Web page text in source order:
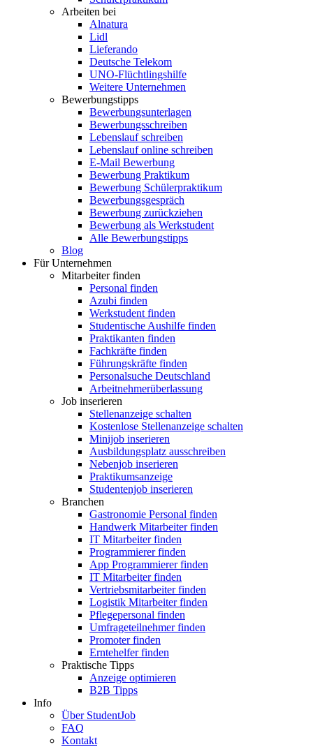
Arbeiten bei
Alnatura
Lidl
Lieferando
Deutsche Telekom
UNO-Flüchtlingshilfe
Weitere Unternehmen
Bewerbungstipps
Bewerbungsunterlagen
Bewerbungsschreiben
Lebenslauf schreiben
Lebenslauf online schreiben
E-Mail Bewerbung
Bewerbung Praktikum
Bewerbung Schülerpraktikum
Bewerbungsgespräch
Bewerbung zurückziehen
Bewerbung als Werkstudent
Alle Bewerbungstipps
Blog
Für Unternehmen
Mitarbeiter finden
Personal finden
Azubi finden
Werkstudent finden
Studentische Aushilfe finden
Praktikanten finden
Fachkräfte finden
Führungskräfte finden
Personalsuche Deutschland
Arbeitnehmerüberlassung
Job inserieren
Stellenanzeige schalten
Kostenlose Stellenanzeige schalten
Minijob inserieren
Ausbildungsplatz ausschreiben
Nebenjob inserieren
Praktikumsanzeige
Studentenjob inserieren
Branchen
Gastronomie Personal finden
Handwerk Mitarbeiter finden
IT Mitarbeiter finden
Programmierer finden
App Programmierer finden
IT Mitarbeiter finden
Vertriebsmitarbeiter finden
Logistik Mitarbeiter finden
Pflegepersonal finden
Umfrageteilnehmer finden
Promoter finden
Erntehelfer finden
Praktische Tipps
Anzeige optimieren
B2B Tipps
Info
Über StudentJob
FAQ
Kontakt